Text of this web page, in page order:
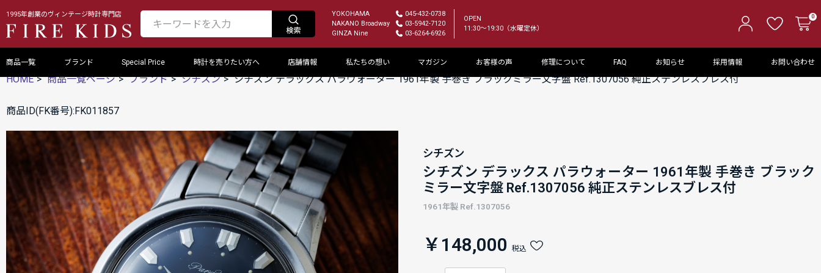
1995年創業のヴィンテージ時計専門店 YOKOHAMA
045-432-0738
NAKANO Broadway
03-5942-7120
GINZA Nine
03-6264-6926
OPEN
11:30～19:30（水曜定休）
0
商品一覧 ブランド Special Price 時計を売りたい方へ 店舗情報 私たちの想い マガジン お客様の声 修理について FAQ お知らせ 採用情報 お問い合わせ
HOME 商品一覧ページ ブランド シチズン シチズン デラックス パラウォーター 1961年製 手巻き ブラックミラー文字盤 Ref.1307056 純正ステンレスブレス付
商品ID(FK番号):FK011857
シチズン
シチズン デラックス パラウォーター 1961年製 手巻き ブラック
ミラー文字盤 Ref.1307056 純正ステンレスブレス付
1961年製 Ref.1307056
￥148,000 税込